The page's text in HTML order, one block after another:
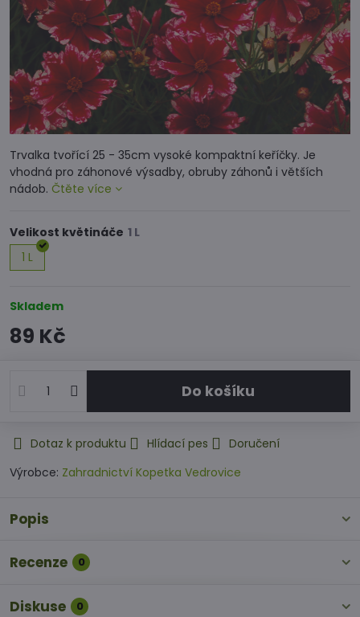
Trvalka tvořící 25 - 35cm vysoké kompaktní keříčky. Je
vhodná pro záhonové výsadby, obruby záhonů i větších
nádob. Čtěte více
Velikost květináče
1 L
Skladem
89 Kč
Do košíku
Dotaz k produktu Hlídací pes
Doručení
Výrobce: Zahradnictví Kopetka Vedrovice
Popis
Recenze 0
Diskuse 0